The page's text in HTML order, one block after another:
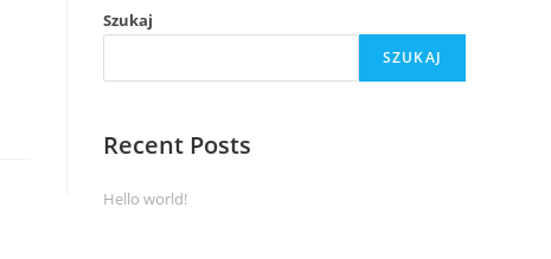
Szukaj
SZUKAJ
Recent Posts
Hello world!